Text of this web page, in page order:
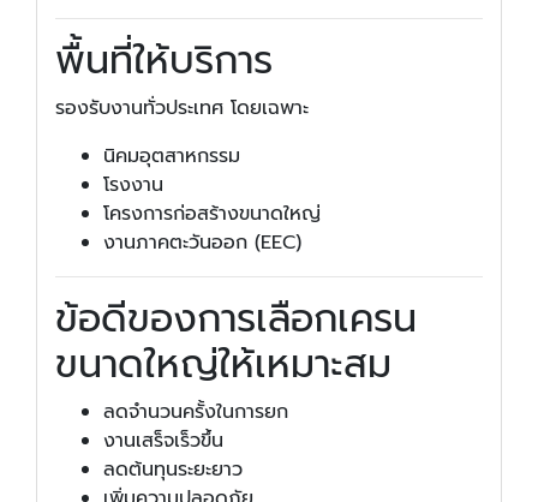
พื้นที่ให้บริการ
รองรับงานทั่วประเทศ โดยเฉพาะ
นิคมอุตสาหกรรม
โรงงาน
โครงการก่อสร้างขนาดใหญ่
งานภาคตะวันออก (EEC)
ข้อดีของการเลือกเครน
ขนาดใหญ่ให้เหมาะสม
ลดจำนวนครั้งในการยก
งานเสร็จเร็วขึ้น
ลดต้นทุนระยะยาว